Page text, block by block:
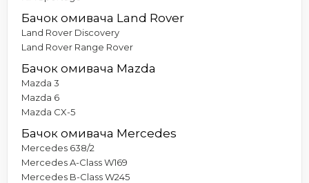
Бачок омивача Land Rover
Land Rover Discovery
Land Rover Range Rover
Бачок омивача Mazda
Mazda 3
Mazda 6
Mazda CX-5
Бачок омивача Mercedes
Mercedes 638/2
Mercedes A-Class W169
Mercedes B-Class W245